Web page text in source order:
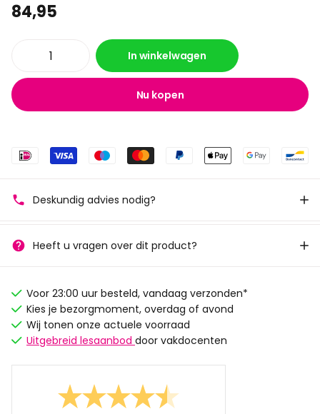
84,95
In winkelwagen
Nu kopen
Deskundig advies nodig?
Heeft u vragen over dit product?
Voor 23:00 uur besteld, vandaag verzonden*
Kies je bezorgmoment, overdag of avond
Wij tonen onze actuele voorraad
Uitgebreid lesaanbod door vakdocenten